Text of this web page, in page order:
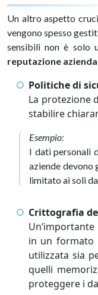
Un altro aspetto
vengono spesso
sensibili non è solo
reputazione
Politiche di
La protezione
stabilire
Esempio:
I dati personali
aziende devono
limitato ai soli
Crittografia
in un formato
utilizzata sia
quelli
proteggere i